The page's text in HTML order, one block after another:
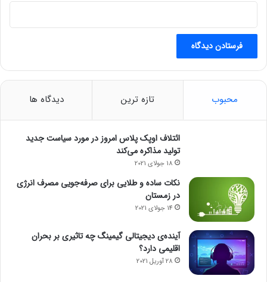
محبوب تازه ترین دیدگاه ها
ائتلاف اوپک پلاس امروز در مورد سیاست جدید
تولید مذاکره می‌کند
18 جولای 2021
نکات ساده و طلایی برای صرفه‌جویی مصرف انرژی
در زمستان
14 جولای 2021
آینده‌ی دیجیتالی گیمینگ چه تاثیری بر بحران
اقلیمی دارد؟
28 آوریل 2021